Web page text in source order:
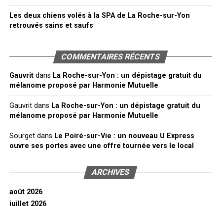
Les deux chiens volés à la SPA de La Roche-sur-Yon
retrouvés sains et saufs
COMMENTAIRES RÉCENTS
Gauvritdans La Roche-sur-Yon : un dépistage gratuit du
mélanome proposé par Harmonie Mutuelle
Gauvritdans La Roche-sur-Yon : un dépistage gratuit du
mélanome proposé par Harmonie Mutuelle
Sourgetdans Le Poiré-sur-Vie : un nouveau U Express
ouvre ses portes avec une offre tournée vers le local
ARCHIVES
août 2026
juillet 2026